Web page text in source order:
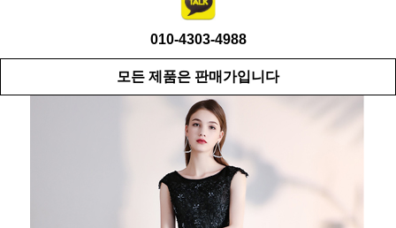
010-4303-4988
모든 제품은 판매가입니다